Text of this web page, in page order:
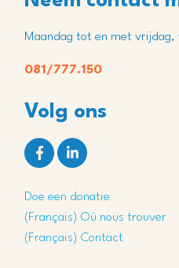
Maandag tot en met
081/777.150
Volg ons
Doe een donatie
(Français) Où nous trouver
(Français) Contact